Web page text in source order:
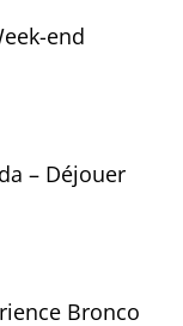
end
– Déjouer
Bronco